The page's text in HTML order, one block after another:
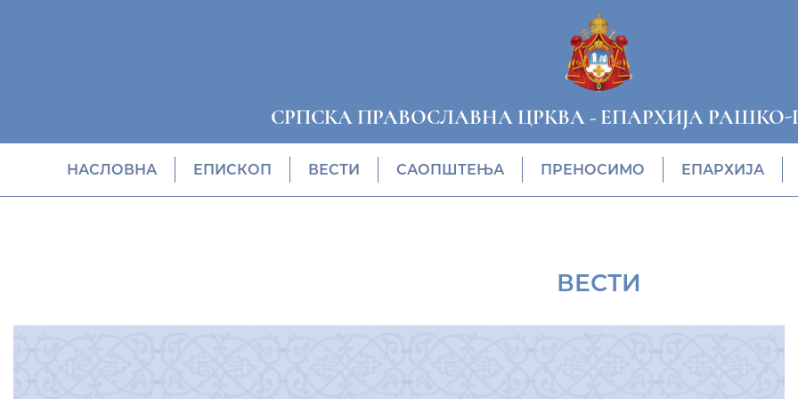
СРПСКА ПРАВОСЛАВНА ЦРКВА- ЕПАРХИЈА
НАСЛОВНА EПИСКОП ВЕСТИ САОПШТЕЊА ПРЕНОСИМО ЕПАРХИЈА
ВЕСТИ